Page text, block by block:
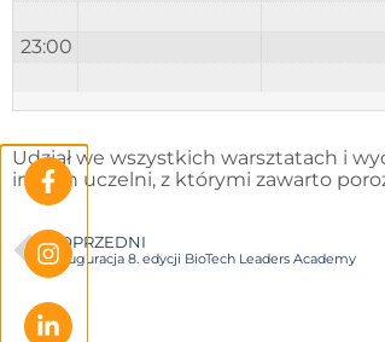
23:00
Udział we wszystkich warsztatach i
innych uczelni, z którymi zawarto
POPRZEDNI
Inauguracja 8. edycji BioTech Leaders Academy